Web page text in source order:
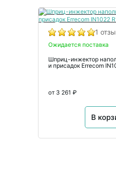
1
Ожидается поставка
Шприц-инжектор
и присадок Errecom
от 3 261 ₽
В